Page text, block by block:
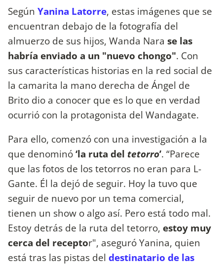
Según Yanina Latorre, estas imágenes que se
encuentran debajo de la fotografía del
almuerzo de sus hijos, Wanda Nara se las
habría enviado a un "nuevo chongo". Con
sus características historias en la red social de
la camarita la mano derecha de Ángel de
Brito dio a conocer que es lo que en verdad
ocurrió con la protagonista del Wandagate.
Para ello, comenzó con una investigación a la
que denominó‘la ruta del tetorro’. “Parece
que las fotos de los tetorros no eran para L-
Gante. Él la dejó de seguir. Hoy la tuvo que
seguir de nuevo por un tema comercial,
tienen un show o algo así. Pero está todo mal.
Estoy detrás de la ruta del tetorro, estoy muy
cerca del receptor", aseguró Yanina, quien
está tras las pistas del destinatario de las